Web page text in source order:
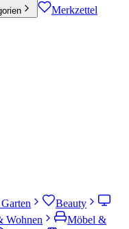
Merkzettel
Beauty
Wohnen
Möbel &